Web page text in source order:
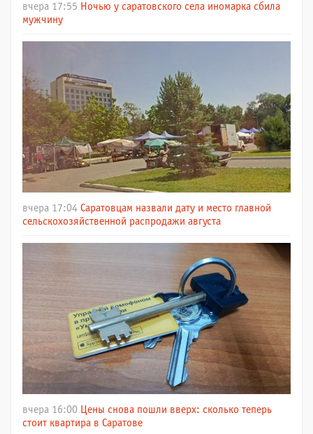
вчера 17:55 Ночью у саратовского села иномарка сбила
мужчину
вчера 17:04 Саратовцам назвали дату и место главной
сельскохозяйственной распродажи августа
вчера 16:00 Цены снова пошли вверх: сколько теперь
стоит квартира в Саратове